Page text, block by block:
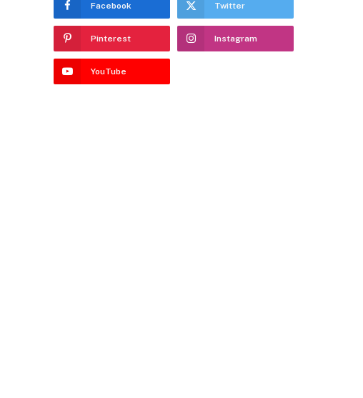
Facebook Twitter
Pinterest Instagram
YouTube